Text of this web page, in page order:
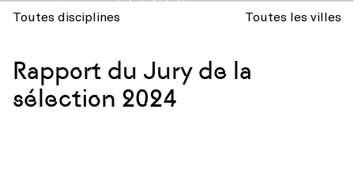
Toutes disciplines Toutes les villes
Rapport du Jury de la
sélection 2024